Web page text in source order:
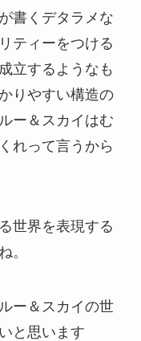
書くデタラメな
ティーをつける
立するようなも
りやすい構造の
ー＆スカイはむ
れって言うから
世界を表現する
。
ー＆スカイの世
と思います